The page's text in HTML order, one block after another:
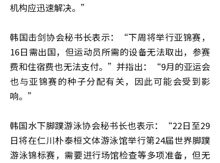
机构应迅速解决。”
韩国击剑协会秘书长表示：“下周将举行亚锦赛，
16日需出国，但运动员所需的设备无法取出，参赛
费和住宿费也无法支付。”并指出：“9月的亚运会
也与亚锦赛的种子分配有关，因此可能会受到影
响。”
韩国水下脚蹼游泳协会秘书长也表示：“22日至29
日将在仁川朴泰桓文体游泳馆举行第24届世界脚蹼
游泳锦标赛，需要进行场馆检查等多项准备，但无